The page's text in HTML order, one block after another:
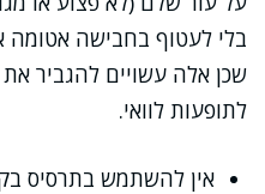
בלי לעטוף בחבישה אטומה
שכן אלה עשויים להגביר
לתופעות לוואי.
אין להשתמש בתרסיס